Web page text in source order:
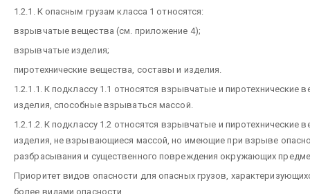
1.2.1. К опасным грузам класса 1 относятся:
взрывчатые вещества (см. приложение 4);
взрывчатые изделия;
пиротехнические вещества, составы и изделия.
1.2.1.1. К подклассу 1.1 относятся взрывчатые и пиротехнические
изделия, способные взрываться массой.
1.2.1.2. К подклассу 1.2 относятся взрывчатые и пиротехнические
изделия, не взрывающиеся массой, но имеющие при взрыве
разбрасывания и существенного повреждения окружающих
Приоритет видов опасности для опасных грузов,
более видами опасности